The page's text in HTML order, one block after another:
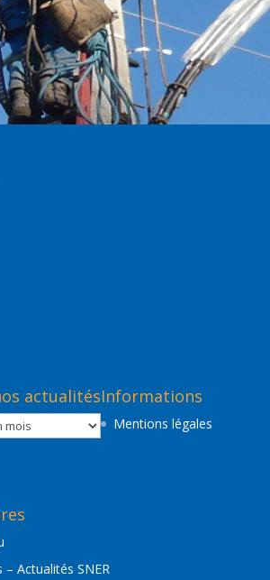
actualitésInformations
Mentions légales
– Actualités SNER